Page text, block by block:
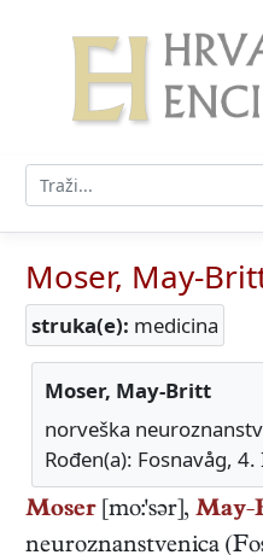
Moser, May-
struka(e): medicina
Moser, May-Britt
norveška
Rođen(a): Fosnavåg,
Moser [mo:'sər],
neuroznanstvenica (